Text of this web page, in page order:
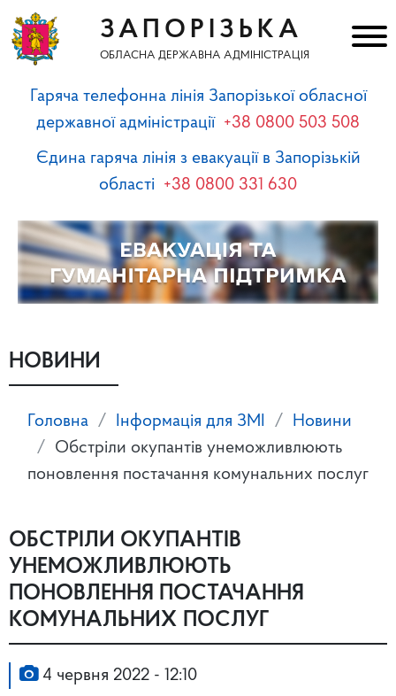
ЗАПОРІЗЬКА
ОБЛАСНА ДЕРЖАВНА АДМІНІСТРАЦІЯ
Гаряча телефонна лінія Запорізької обласної
державної адміністрації +38 0800 503 508
Єдина гаряча лінія з евакуації в Запорізькій
області +38 0800 331 630
НОВИНИ
Головна Інформація для ЗМІ
Новини
Обстріли окупантів унеможливлюють
поновлення постачання комунальних послуг
ОБСТРІЛИ ОКУПАНТІВ
УНЕМОЖЛИВЛЮЮТЬ
ПОНОВЛЕННЯ ПОСТАЧАННЯ
КОМУНАЛЬНИХ ПОСЛУГ
4 червня 2022 - 12:10